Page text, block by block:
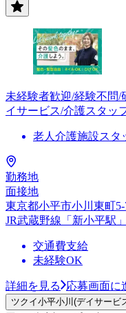
未経験者歓迎/経験不問
イサービス/介護スタッ
老人介護施設スタ
勤務地
面接地
東京都小平市小川東町5-
JR武蔵野線「新小平駅
交通費支給
未経験OK
詳細を見る 応募画面に
ツクイ小平小川(デイサービ